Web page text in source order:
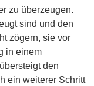
zu überzeugen.
sind und den
zögern, sie vor
in einem
den
ein weiterer Schritt